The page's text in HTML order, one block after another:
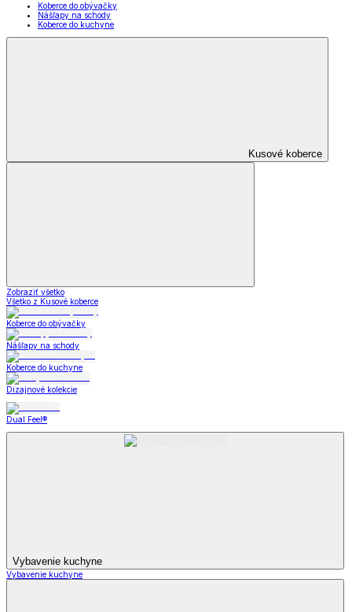
Koberce do obývačky
Nášľapy na schody
Koberce do kuchyne
Kusové koberce
Zobraziť všetko
Všetko z Kusové koberce
Koberce do obývačky
Nášľapy na schody
Koberce do kuchyne
Dizajnové kolekcie
Dual Feel®
Vybavenie kuchyne
Vybavenie kuchyne